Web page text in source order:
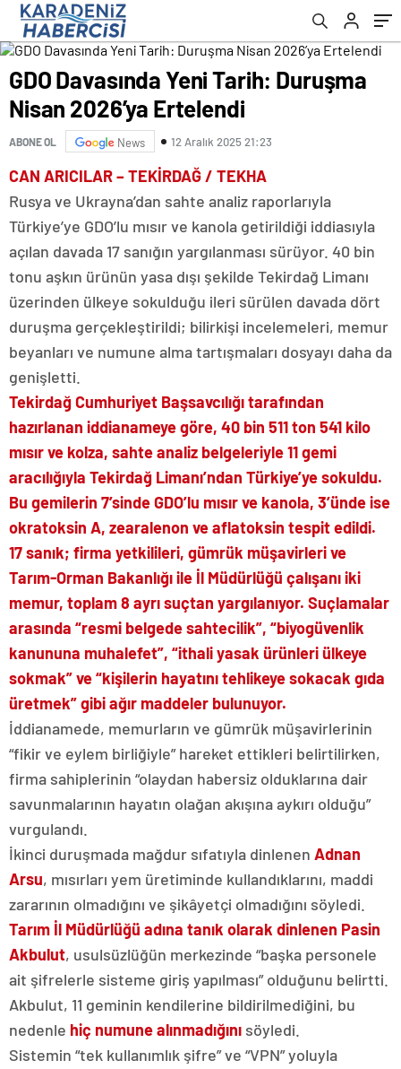
GDO Davasında Yeni Tarih: Duruşma
Nisan 2026’ya Ertelendi
ABONE OL News 12 Aralık 2025 21:23
CAN ARICILAR – TEKİRDAĞ / TEKHA
Rusya ve Ukrayna’dan sahte analiz raporlarıyla
Türkiye’ye GDO’lu mısır ve kanola getirildiği iddiasıyla
açılan davada 17 sanığın yargılanması sürüyor. 40 bin
tonu aşkın ürünün yasa dışı şekilde Tekirdağ Limanı
üzerinden ülkeye sokulduğu ileri sürülen davada dört
duruşma gerçekleştirildi; bilirkişi incelemeleri, memur
beyanları ve numune alma tartışmaları dosyayı daha da
genişletti.
Tekirdağ Cumhuriyet Başsavcılığı tarafından
hazırlanan iddianameye göre, 40 bin 511 ton 541 kilo
mısır ve kolza, sahte analiz belgeleriyle 11 gemi
aracılığıyla Tekirdağ Limanı’ndan Türkiye’ye sokuldu.
Bu gemilerin 7’sinde GDO’lu mısır ve kanola, 3’ünde ise
okratoksin A, zearalenon ve aflatoksin tespit edildi.
17 sanık; firma yetkilileri, gümrük müşavirleri ve
Tarım-Orman Bakanlığı ile İl Müdürlüğü çalışanı iki
memur, toplam 8 ayrı suçtan yargılanıyor. Suçlamalar
arasında “resmi belgede sahtecilik”, “biyogüvenlik
kanununa muhalefet”, “ithali yasak ürünleri ülkeye
sokmak” ve “kişilerin hayatını tehlikeye sokacak gıda
üretmek” gibi ağır maddeler bulunuyor.
İddianamede, memurların ve gümrük müşavirlerinin
“fikir ve eylem birliğiyle” hareket ettikleri belirtilirken,
firma sahiplerinin “olaydan habersiz olduklarına dair
savunmalarının hayatın olağan akışına aykırı olduğu”
vurgulandı.
İkinci duruşmada mağdur sıfatıyla dinlenen Adnan
Arsu, mısırları yem üretiminde kullandıklarını, maddi
zararının olmadığını ve şikâyetçi olmadığını söyledi.
Tarım İl Müdürlüğü adına tanık olarak dinlenen Pasin
Akbulut, usulsüzlüğün merkezinde “başka personele
ait şifrelerle sisteme giriş yapılması” olduğunu belirtti.
Akbulut, 11 geminin kendilerine bildirilmediğini, bu
nedenle hiç numune alınmadığını söyledi.
Sistemin “tek kullanımlık şifre” ve “VPN” yoluyla